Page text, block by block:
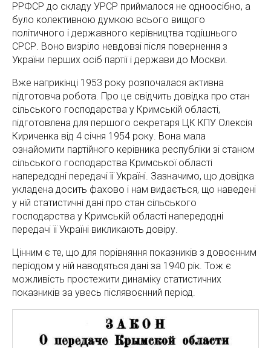
РРФСР до складу УРСР приймалося не одноосібно, а
було колективною думкою всього вищого
політичного і державного керівництва тодішнього
СРСР. Воно визріло невдовзі після повернення з
України перших осіб партії і держави до Москви.
Вже наприкінці 1953 року розпочалася активна
підготовча робота. Про це свідчить довідка про стан
сільського господарства у Кримській області,
підготовлена для першого секретаря ЦК КПУ Олексія
Кириченка від 4 січня 1954 року. Вона мала
ознайомити партійного керівника республіки зі станом
сільського господарства Кримської області
напередодні передачі її Україні. Зазначимо, що довідка
укладена досить фахово і нам видається, що наведені
у ній статистичні дані про стан сільського
господарства у Кримській області напередодні
передачі її Україні викликають довіру.
Цінним є те, що для порівняння показників з довоєнним
періодом у ній наводяться дані за 1940 рік. Тож є
можливість простежити динаміку статистичних
показників за увесь післявоєнний період.